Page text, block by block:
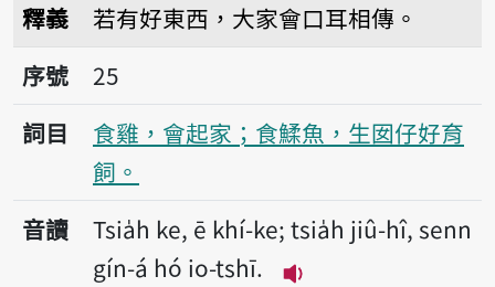
釋義
若有好東西，大家會口耳相傳。
序號25食雞，會起家；食鰇魚，生囡仔好育飼
序號
25
詞目
食雞，會起家；食鰇魚，生囡仔好育
飼。
音讀
Tsia̍h ke, ē khí-ke; tsia̍h jiû-hî, senn
gín-á hó io-tshī.